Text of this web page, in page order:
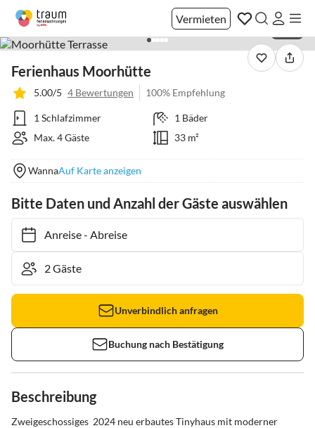
Vermieten
Ferienhaus Moorhütte
5.00/5 4 Bewertungen 100% Empfehlung
1 Schlafzimmer
1 Bäder
Max. 4 Gäste
33 m²
WannaAuf Karte anzeigen
Bitte Daten und Anzahl der Gäste auswählen
Anreise- Abreise
Unverbindlich anfragen
Buchung nach Bestätigung
Beschreibung
Zweigeschossiges  2024 neu erbautes Tinyhaus mit moderner